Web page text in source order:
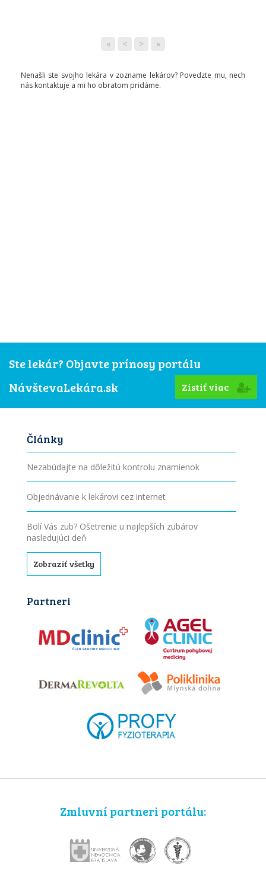
« < > »
Nenašli ste svojho lekára v zozname lekárov? Povedzte mu, nech
nás kontaktuje a mi ho obratom pridáme.
Ste lekár? Objavte prínosy portálu
NávštevaLekára.sk
Zistiť viac
Články
Nezabúdajte na dôležitú kontrolu znamienok
Objednávanie k lekárovi cez internet
Bolí Vás zub? Ošetrenie u najlepších zubárov
nasledujúci deň
Zobraziť všetky
Partneri
Zmluvní partneri portálu: